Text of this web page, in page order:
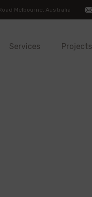
Melbourne, Australia
Services Projects